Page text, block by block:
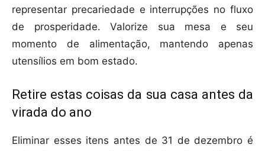
representar precariedade e interrupções no fluxo
de prosperidade. Valorize sua mesa e seu
momento de alimentação, mantendo apenas
utensílios em bom estado.
Retire estas coisas da sua casa antes da
virada do ano
Eliminar esses itens antes de 31 de dezembro é